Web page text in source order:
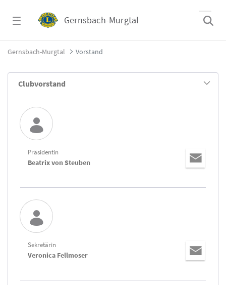
Gernsbach-Murgtal
Vorstand - Gernsbach-Murgtal
Gernsbach-Murgtal Vorstand
Clubvorstand
Präsidentin
Beatrix von Steuben
Sekretärin
Veronica Fellmoser